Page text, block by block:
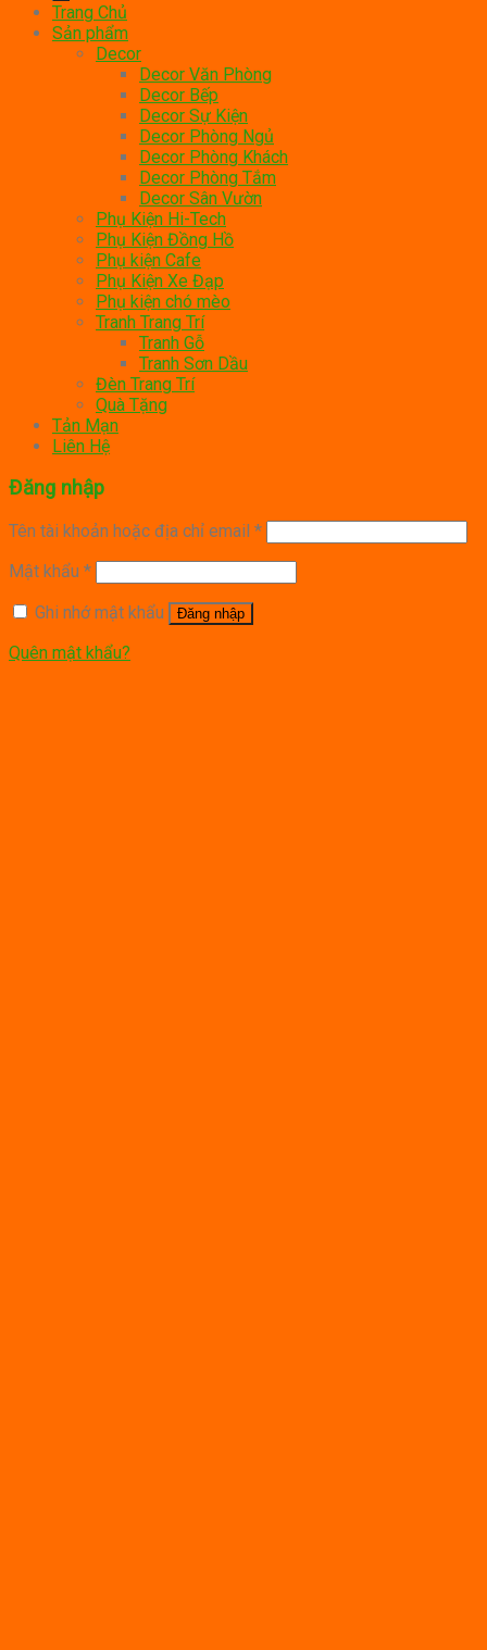
Trang Chủ
Sản phẩm
Decor
Decor Văn Phòng
Decor Bếp
Decor Sự Kiện
Decor Phòng Ngủ
Decor Phòng Khách
Decor Phòng Tắm
Decor Sân Vườn
Phụ Kiện Hi-Tech
Phụ Kiện Đồng Hồ
Phụ kiện Cafe
Phụ Kiện Xe Đạp
Phụ kiện chó mèo
Tranh Trang Trí
Tranh Gỗ
Tranh Sơn Dầu
Đèn Trang Trí
Quà Tặng
Tản Mạn
Liên Hệ
Đăng nhập
Tên tài khoản hoặc địa chỉ email *
Mật khẩu *
Ghi nhớ mật khẩu
Đăng nhập
Quên mật khẩu?